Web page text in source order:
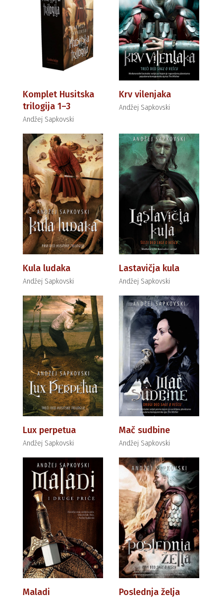
Komplet Husitska
trilogija 1–3
Andžej Sapkovski
Krv vilenjaka
Andžej Sapkovski
Kula ludaka
Andžej Sapkovski
Lastavičja kula
Andžej Sapkovski
Lux perpetua
Andžej Sapkovski
Mač sudbine
Andžej Sapkovski
Maladi Poslednja želja